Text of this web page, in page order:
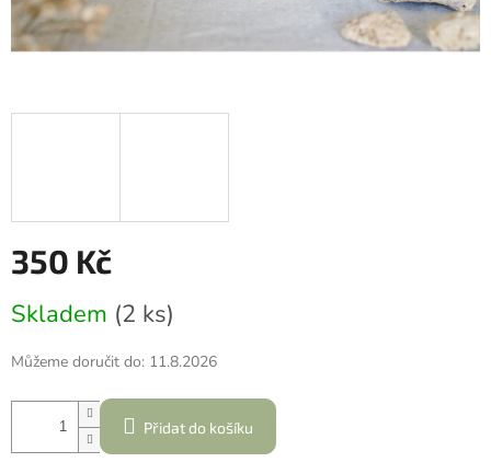
350 Kč
cena:
Skladem (2 ks)
Můžeme doručit do: 11.8.2026
Přidat do košíku